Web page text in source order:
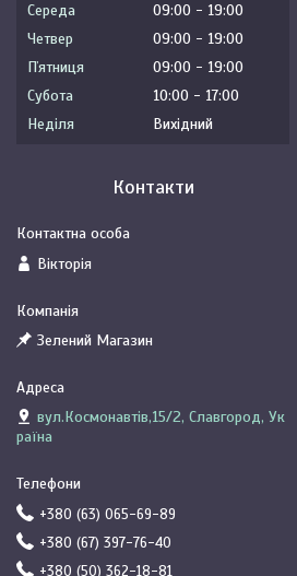
Середа
09:00
19:00
Четвер
09:00
19:00
Пʼятниця
09:00
19:00
Субота
10:00
17:00
Неділя
Вихідний
Контакти
Вікторія
Зелений Магазин
вул.Космонавтів,15/2, Славгород, Ук
раїна
+380 (63) 065-69-89
+380 (67) 397-76-40
+380 (50) 362-18-81